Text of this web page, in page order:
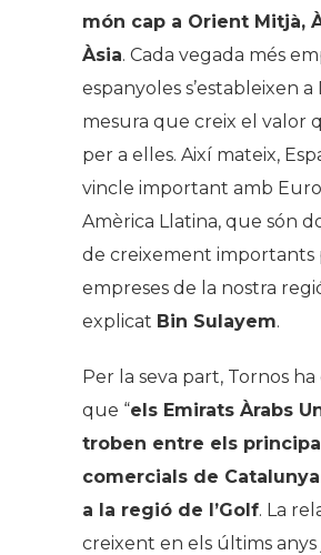
món cap a Orient Mitjà,
Àsia. Cada vegada més
espanyoles s’estableixen a
mesura que creix el valor
per a elles. Així mateix,
vincle important amb
Amèrica Llatina, que són
de creixement importants
empreses de la nostra
explicat Bin Sulayem.
Per la seva part, Tornos
que “els Emirats Àrabs
troben entre els
comercials de Catalunya
a la regió de l’Golf. La
creixent en els últims